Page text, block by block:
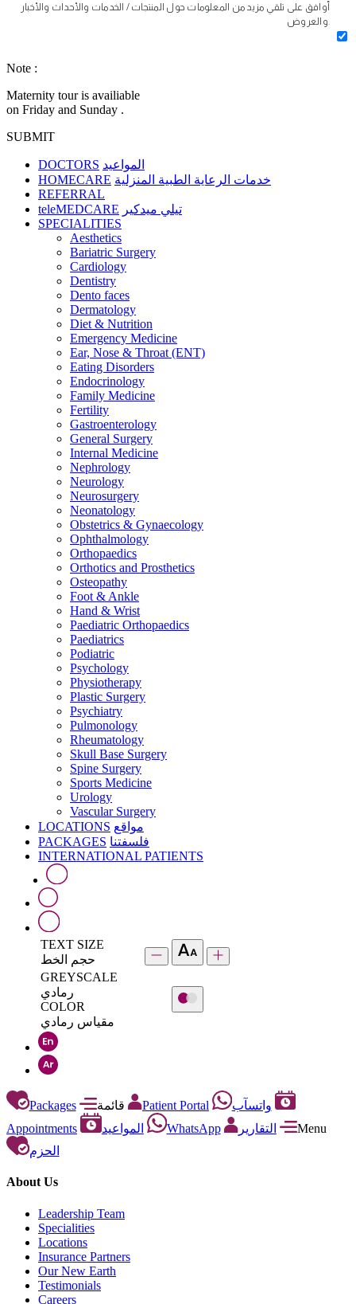
أوافق على تلقي مزيد من المعلومات حول المنتجات / الخدمات والأحداث والأخبار
Note :
Maternity tour is availiable
on Friday and Sunday .
SUBMIT
DOCTORS المواعيد
HOMECARE خدمات الرعاية الطبية المنزلية
REFERRAL
teleMEDCARE تيلي ميدكير
SPECIALITIES
Aesthetics
Bariatric Surgery
Cardiology
Dentistry
Dento faces
Dermatology
Diet & Nutrition
Emergency Medicine
Ear, Nose & Throat (ENT)
Eating Disorders
Endocrinology
Family Medicine
Fertility
Gastroenterology
General Surgery
Internal Medicine
Nephrology
Neurology
Neurosurgery
Neonatology
Obstetrics & Gynaecology
Ophthalmology
Orthopaedics
Orthotics and Prosthetics
Osteopathy
Foot & Ankle
Hand & Wrist
Paediatric Orthopaedics
Paediatrics
Podiatric
Psychology
Physiotherapy
Plastic Surgery
Psychiatry
Pulmonology
Rheumatology
Skull Base Surgery
Spine Surgery
Sports Medicine
Urology
Vascular Surgery
LOCATIONS مواقع
PACKAGES فلسفتنا
INTERNATIONAL PATIENTS
TEXT SIZE
حجم الخط
GREYSCALE
رمادي
COLOR
مقياس رمادي
Packages Patient Portal
واتسآب
Appointments
المواعيد WhatsApp التقارير
Menu
الحزم
About Us
Leadership Team
Specialities
Locations
Insurance Partners
Our New Earth
Testimonials
Careers